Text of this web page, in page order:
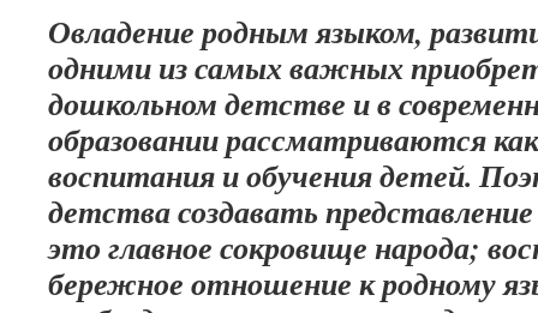
Овладение родным языком,
одними из самых важных
дошкольном детстве и в
образовании рассматриваются
воспитания и обучения детей.
детства создавать
это главное сокровище народа;
бережное отношение к родному